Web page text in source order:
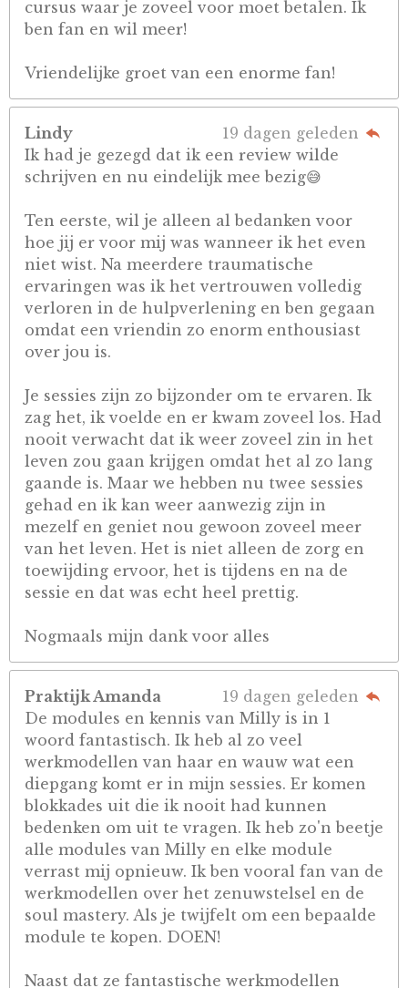
cursus waar je zoveel voor moet betalen. Ik
ben fan en wil meer!
Vriendelijke groet van een enorme fan!
Lindy
19 dagen geleden
Ik had je gezegd dat ik een review wilde
schrijven en nu eindelijk mee bezig😅
Ten eerste, wil je alleen al bedanken voor
hoe jij er voor mij was wanneer ik het even
niet wist. Na meerdere traumatische
ervaringen was ik het vertrouwen volledig
verloren in de hulpverlening en ben gegaan
omdat een vriendin zo enorm enthousiast
over jou is.
Je sessies zijn zo bijzonder om te ervaren. Ik
zag het, ik voelde en er kwam zoveel los. Had
nooit verwacht dat ik weer zoveel zin in het
leven zou gaan krijgen omdat het al zo lang
gaande is. Maar we hebben nu twee sessies
gehad en ik kan weer aanwezig zijn in
mezelf en geniet nou gewoon zoveel meer
van het leven. Het is niet alleen de zorg en
toewijding ervoor, het is tijdens en na de
sessie en dat was echt heel prettig.
Nogmaals mijn dank voor alles
Praktijk Amanda
19 dagen geleden
De modules en kennis van Milly is in 1
woord fantastisch. Ik heb al zo veel
werkmodellen van haar en wauw wat een
diepgang komt er in mijn sessies. Er komen
blokkades uit die ik nooit had kunnen
bedenken om uit te vragen. Ik heb zo'n beetje
alle modules van Milly en elke module
verrast mij opnieuw. Ik ben vooral fan van de
werkmodellen over het zenuwstelsel en de
soul mastery. Als je twijfelt om een bepaalde
module te kopen. DOEN!
Naast dat ze fantastische werkmodellen